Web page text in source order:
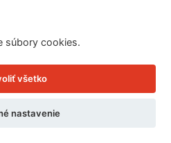
súbory cookies.
všetko
nastavenie